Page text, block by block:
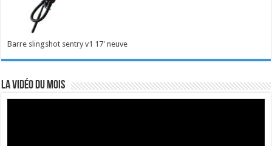
Barre slingshot sentry v1 17' neuve
La vidéo du mois